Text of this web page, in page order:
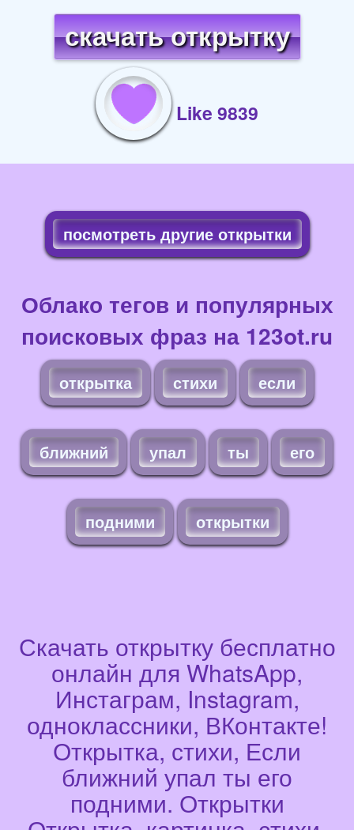
скачать открытку
Like 9839
посмотреть другие открытки
Облако тегов и популярных
поисковых фраз на 123ot.ru
открытка стихи если
ближний упал ты его
подними открытки
Скачать открытку бесплатно
онлайн для WhatsApp,
Инстаграм, Instagram,
одноклассники, ВКонтакте!
Открытка, стихи, Если
ближний упал ты его
подними. Открытки